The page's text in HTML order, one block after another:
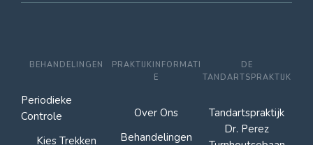
BEHANDELINGEN
Periodieke
Controle
Kies Trekken
PRAKTIJKINFORMATI
E
Over Ons
Behandelingen
DE
TANDARTSPRAKTIJK
Tandartspraktijk
Dr. Perez